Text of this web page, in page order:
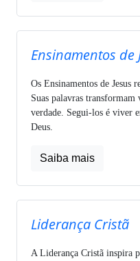
Ensinamentos de
Os Ensinamentos de Jesus
Suas palavras
verdade. Segui-los é viver
Deus.
Saiba mais
Liderança Cristã
A Liderança Cristã inspira